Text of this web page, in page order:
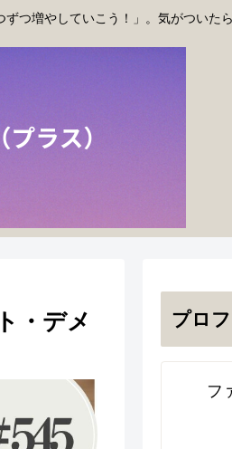
つ増やしていこう！」。気がついた
・デメ
プロ
フ